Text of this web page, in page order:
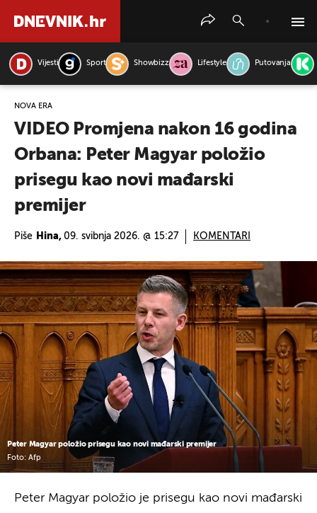
Vijesti Sport Showbizz Lifestyle Putovanja
NOVA ERA
VIDEO Promjena nakon 16 godina
Orbana: Peter Magyar položio
prisegu kao novi mađarski
premijer
Piše Hina, 09. svibnja 2026. @ 15:27 KOMENTARI
Peter Magyar položio prisegu kao novi mađarski premijer
Foto: Afp
Peter Magyar položio je prisegu kao novi mađarski
PRETRAŽITE VIJESTI